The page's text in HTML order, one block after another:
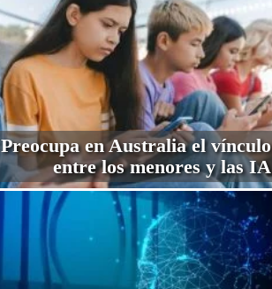
Preocupa en Australia el vínculo
entre los menores y las IA